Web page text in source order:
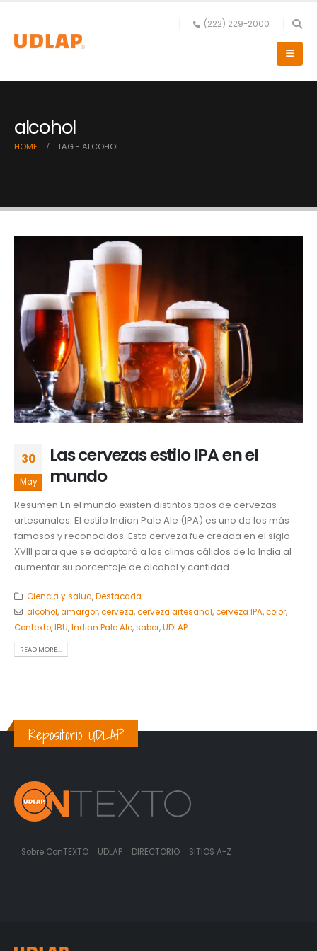
(222) 229-2000
alcohol
HOME TAG - ALCOHOL
30
May
Las cervezas estilo IPA en el
mundo
Resumen En el mundo existen distintos tipos de cervezas
artesanales. El estilo Indian Pale Ale (IPA) es uno de los más
famosos y reconocidos. Esta cerveza fue creada en el siglo
XVIII para que se adaptará a los climas cálidos de la India al
aumentar su porcentaje de alcohol y cantidad...
Ciencia y salud,Destacada
alcohol,amargor,cerveza,cerveza artesanal,cerveza IPA,color,
Contexto,IBU,Indian Pale Ale,sabor,UDLAP
READ MORE...
Repositorio UDLAP
Sobre ConTEXTO UDLAP DIRECTORIO SITIOS A-Z